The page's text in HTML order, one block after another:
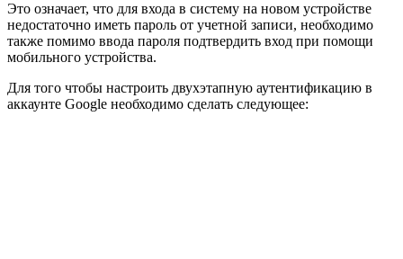
Это означает, что для входа в систему на новом устройстве
недостаточно иметь пароль от учетной записи, необходимо
также помимо ввода пароля подтвердить вход при помощи
мобильного устройства.
Для того чтобы настроить двухэтапную аутентификацию в
аккаунте Google необходимо сделать следующее: